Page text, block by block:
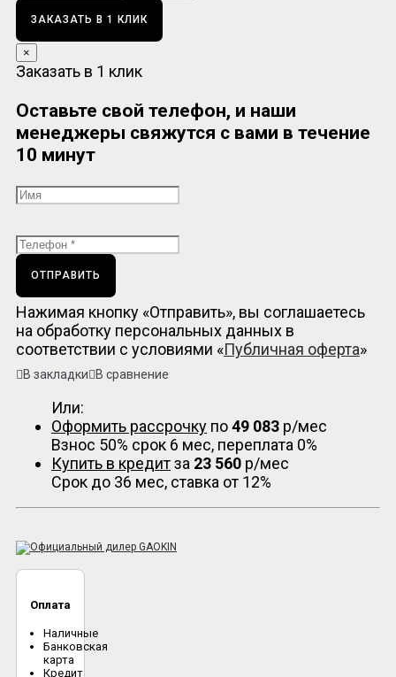
ЗАКАЗАТЬ В 1 КЛИК
×
Заказать в 1 клик
Оставьте свой телефон, и наши
менеджеры свяжутся с вами в течение
10 минут
ОТПРАВИТЬ
Нажимая кнопку «Отправить», вы соглашаетесь
на обработку персональных данных в
соответствии с условиями «Публичная оферта»
В закладки В сравнение
Или:
Оформить рассрочку по49 083 р/мес
Взнос 50% срок 6 мес, переплата 0%
Купить в кредитза 23 560 р/мес
Срок до 36 мес, ставка от 12%
Оплата
Наличные
Банковская
карта
Кредит